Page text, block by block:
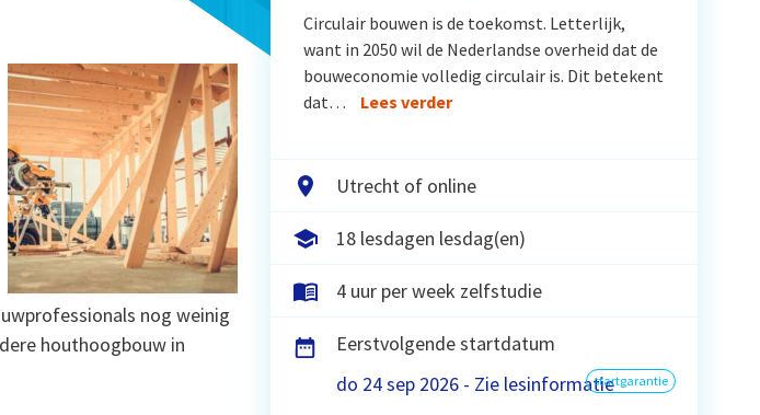
nog weinig
houthoogbouw in
Circulair bouwen is de toekomst. Letterlijk,
want in 2050 wil de Nederlandse overheid dat de
bouweconomie volledig circulair is. Dit betekent
dat…
Lees verder
Utrecht of online
18 lesdagen lesdag(en)
4 uur per week zelfstudie
Eerstvolgende startdatum
do 24 sep 2026 - Zie lesinformatiestartgarantie